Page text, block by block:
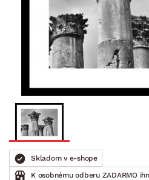
Skladom v e-shope
K osobnému odberu ZADARMO